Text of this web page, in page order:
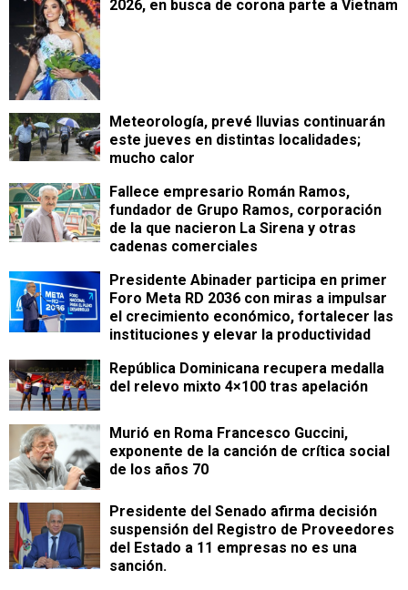
2026, en busca de corona parte a Vietnam
Meteorología, prevé lluvias continuarán
este jueves en distintas localidades;
mucho calor
Fallece empresario Román Ramos,
fundador de Grupo Ramos, corporación
de la que nacieron La Sirena y otras
cadenas comerciales
Presidente Abinader participa en primer
Foro Meta RD 2036 con miras a impulsar
el crecimiento económico, fortalecer las
instituciones y elevar la productividad
República Dominicana recupera medalla
del relevo mixto 4×100 tras apelación
Murió en Roma Francesco Guccini,
exponente de la canción de crítica social
de los años 70
Presidente del Senado afirma decisión
suspensión del Registro de Proveedores
del Estado a 11 empresas no es una
sanción.